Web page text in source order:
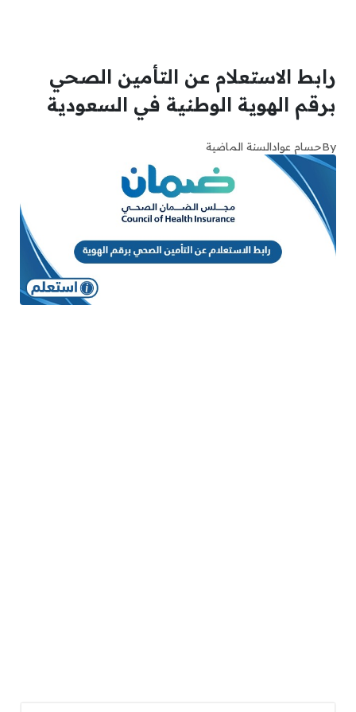
رابط الاستعلام عن التأمين الصحي
برقم الهوية الوطنية في السعودية
Byحسام عوادالسنة الماضية